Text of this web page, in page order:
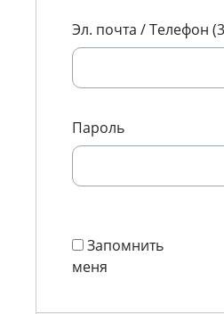
Эл. почта / Телефон
Пароль
Запомнить
меня